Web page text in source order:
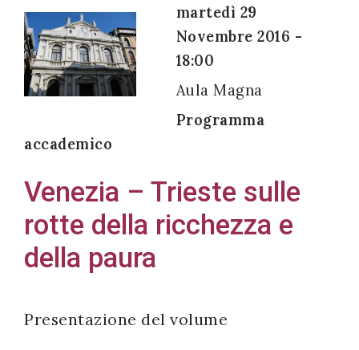
martedì 29
Novembre 2016 -
18:00
Aula Magna
Programma
accademico
Venezia – Trieste sulle
rotte della ricchezza e
della paura
Presentazione del volume
all'uso dei
miei dati
personali in
accordo
con il
legislativo